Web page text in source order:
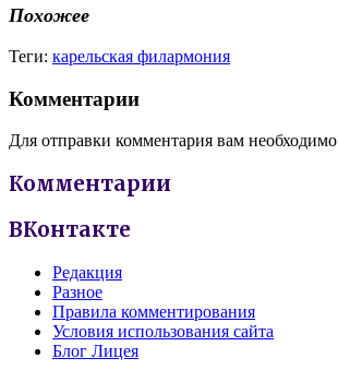
Похожее
Теги: карельская филармония
Комментарии
Для отправки комментария вам необходимо
Комментарии
ВКонтакте
Редакция
Разное
Правила комментирования
Условия использования сайта
Блог Лицея